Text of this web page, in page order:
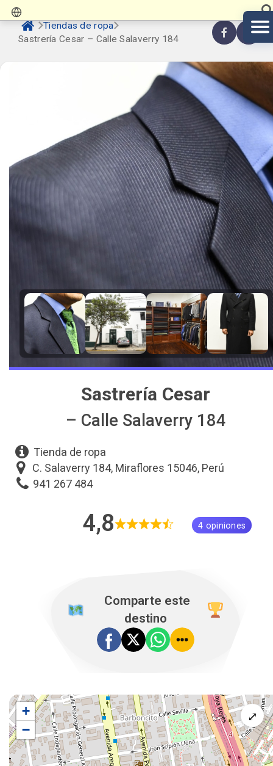
Tiendas de ropa
Sastrería Cesar – Calle Salaverry 184
Sastrería Cesar
– Calle Salaverry 184
Tienda de ropa
C. Salaverry 184, Miraflores 15046, Perú
941 267 484
4,8 4 opiniones
️ Comparte este
destino
⤢
+
−